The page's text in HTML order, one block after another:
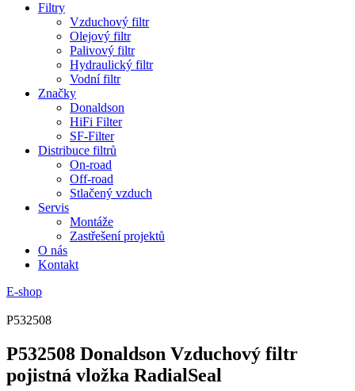
Filtry
Vzduchový filtr
Olejový filtr
Palivový filtr
Hydraulický filtr
Vodní filtr
Značky
Donaldson
HiFi Filter
SF-Filter
Distribuce filtrů
On-road
Off-road
Stlačený vzduch
Servis
Montáže
Zastřešení projektů
O nás
Kontakt
E-shop
P532508
P532508 Donaldson Vzduchový filtr
pojistná vložka RadialSeal